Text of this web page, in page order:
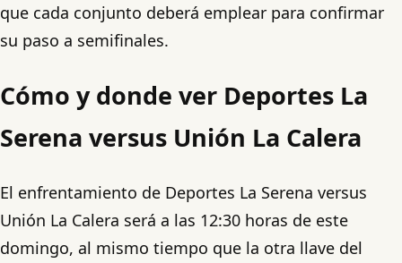
que cada conjunto deberá emplear para confirmar
su paso a semifinales.
Cómo y donde ver Deportes La
Serena versus Unión La Calera
El enfrentamiento de Deportes La Serena versus
Unión La Calera será a las 12:30 horas de este
domingo, al mismo tiempo que la otra llave del